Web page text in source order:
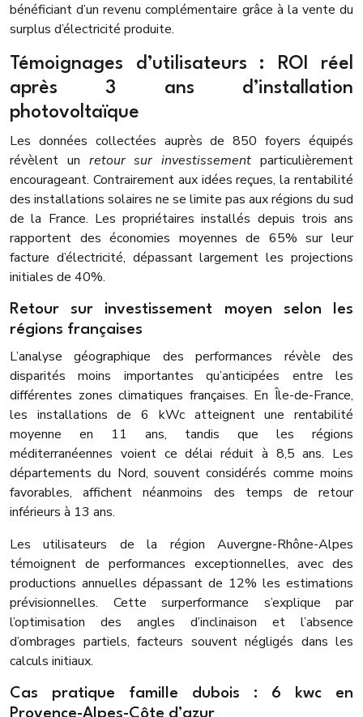
bénéficiant d’un revenu complémentaire grâce à la vente du
surplus d’électricité produite.
Témoignages d’utilisateurs : ROI réel
après 3 ans d’installation
photovoltaïque
Les données collectées auprès de 850 foyers équipés
révèlent un retour sur investissement particulièrement
encourageant. Contrairement aux idées reçues, la rentabilité
des installations solaires ne se limite pas aux régions du sud
de la France. Les propriétaires installés depuis trois ans
rapportent des économies moyennes de 65% sur leur
facture d’électricité, dépassant largement les projections
initiales de 40%.
Retour sur investissement moyen selon les
régions françaises
L’analyse géographique des performances révèle des
disparités moins importantes qu’anticipées entre les
différentes zones climatiques françaises. En Île-de-France,
les installations de 6 kWc atteignent une rentabilité
moyenne en 11 ans, tandis que les régions
méditerranéennes voient ce délai réduit à 8,5 ans. Les
départements du Nord, souvent considérés comme moins
favorables, affichent néanmoins des temps de retour
inférieurs à 13 ans.
Les utilisateurs de la région Auvergne-Rhône-Alpes
témoignent de performances exceptionnelles, avec des
productions annuelles dépassant de 12% les estimations
prévisionnelles. Cette surperformance s’explique par
l’optimisation des angles d’inclinaison et l’absence
d’ombrages partiels, facteurs souvent négligés dans les
calculs initiaux.
Cas pratique famille dubois : 6 kwc en
Provence-Alpes-Côte d’azur